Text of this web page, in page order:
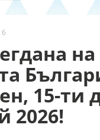
на
15-ти
2026!